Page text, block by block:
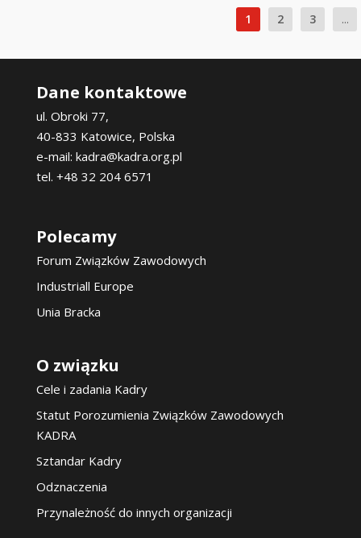
1 2 3 ...
Dane kontaktowe
ul. Obroki 77,
40-833 Katowice, Polska
e-mail: kadra@kadra.org.pl
tel. +48 32 204 6571
Polecamy
Forum Związków Zawodowych
Industriall Europe
Unia Bracka
O związku
Cele i zadania Kadry
Statut Porozumienia Związków Zawodowych
KADRA
Sztandar Kadry
Odznaczenia
Przynależność do innych organizacji